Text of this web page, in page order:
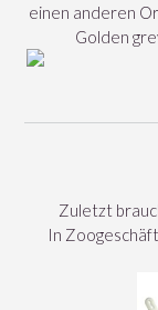
einen anderen
Golden
Zuletzt
In